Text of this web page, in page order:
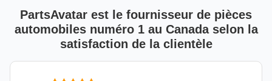
PartsAvatar est le fournisseur de pièces
automobiles numéro 1 au Canada selon la
satisfaction de la clientèle